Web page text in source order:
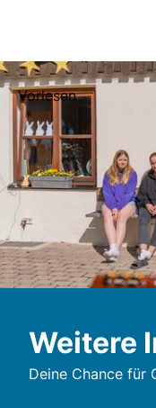
Vorlesen
Weitere
Deine Chance für